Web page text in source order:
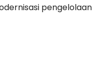
pengelolaan